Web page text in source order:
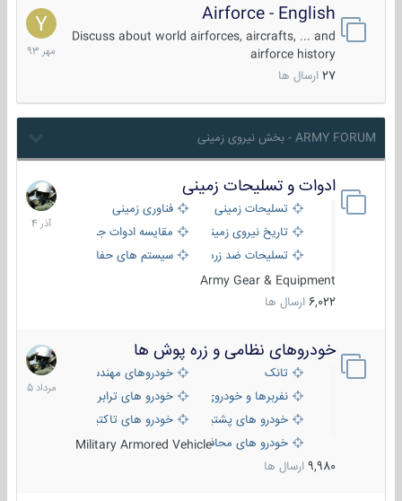
Airforce - English
Discuss about world airforces, aircrafts, ... and
airforce history
27 ارسال ها
15
مهر
1393
ARMY FORUM - بخش نیروی زمینی
ادوات و تسلیحات زمینی
تسلیحات زمینی
فناوری زمینی
تاریخ نیروی زمینی
مقایسه ادوات جنگی
تسلیحات ضد زره
سیستم های حفاظت فعال
Army Gear & Equipment
6,022 ارسال ها
21
آذر
1404
خودروهای نظامی و زره پوش ها
تانک
خودروهای مهندسی
نفربرها و خودروی های رزمی پیاده نظام
خودرو های ترابری نظامی
خودرو های پشتیبانی آتش ، شناسایی و ضد تانک
خودرو های تاکتیکی نظامی
خودرو های محافظت شدهMilitary Armored Vehicle
9,980 ارسال ها
2
مرداد
1405